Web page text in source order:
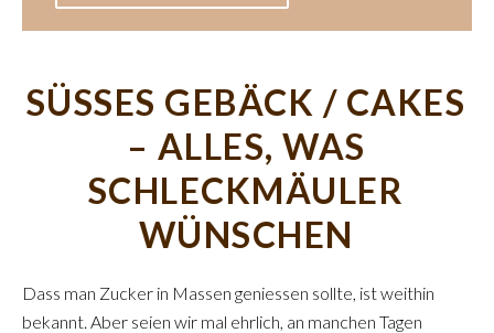
SÜSSES GEBÄCK / CAKES
– ALLES, WAS
SCHLECKMÄULER
WÜNSCHEN
Dass man Zucker in Massen geniessen sollte, ist weithin
bekannt. Aber seien wir mal ehrlich, an manchen Tagen